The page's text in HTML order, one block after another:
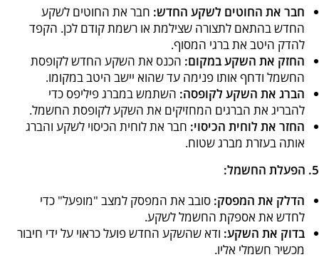
חבר את החוטים לשקע החדש: חבר את החוטים לשקע
החדש בהתאם לתצורה שצילמת או רשמת קודם לכן. הקפד
להדק היטב את ברגי המסוף.
החזק את השקע במקום: הכנס את השקע החדש לקופסת
החשמל ודחף אותו פנימה עד שהוא יישב היטב במקומו.
הברג את השקע לקופסה: השתמש במברג פיליפס כדי
להבריג את הברגים המחזיקים את השקע לקופסת החשמל.
החזר את לוחית הכיסוי: חבר את לוחית הכיסוי לשקע והברג
אותה בעזרת מברג שטוח.
5. הפעלת החשמל:
הדלק את המפסק: סובב את המפסק למצב "מופעל" כדי
לחדש את אספקת החשמל לשקע.
בדוק את השקע: ודא שהשקע החדש פועל כראוי על ידי חיבור
מכשיר חשמלי אליו.